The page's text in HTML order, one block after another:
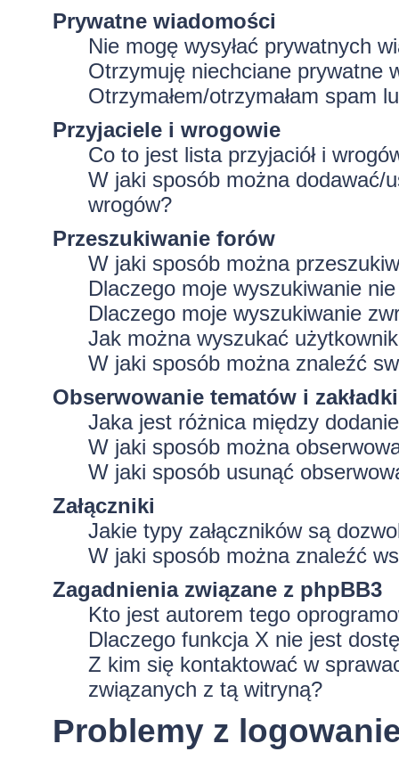
Prywatne wiadomości
Nie mogę wysyłać prywatnych
Otrzymuję niechciane prywatne
Otrzymałem/otrzymałam spam
Przyjaciele i wrogowie
Co to jest lista przyjaciół i
W jaki sposób można dodawać/
wrogów?
Przeszukiwanie forów
W jaki sposób można
Dlaczego moje wyszukiwanie
Dlaczego moje wyszukiwanie
Jak można wyszukać
W jaki sposób można znaleźć
Obserwowanie tematów i zakładki
Jaka jest różnica między
W jaki sposób można
W jaki sposób usunąć
Załączniki
Jakie typy załączników są
W jaki sposób można znaleźć
Zagadnienia związane z phpBB3
Kto jest autorem tego
Dlaczego funkcja X nie jest
Z kim się kontaktować w
związanych z tą witryną?
Problemy z